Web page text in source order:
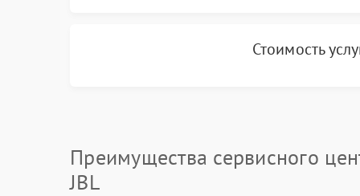
Стоимость
Преимущества сервисного
JBL